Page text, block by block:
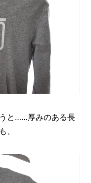
と……厚みのある長
、